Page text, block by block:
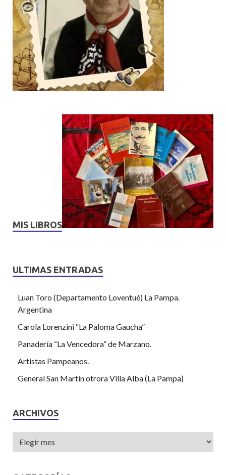
MIS LIBROS
ULTIMAS ENTRADAS
Luan Toro (Departamento Loventué) La Pampa.
Argentina
Carola Lorenzini “La Paloma Gaucha”
Panadería “La Vencedora” de Marzano.
Artistas Pampeanos.
General San Martin otrora Villa Alba (La Pampa)
ARCHIVOS